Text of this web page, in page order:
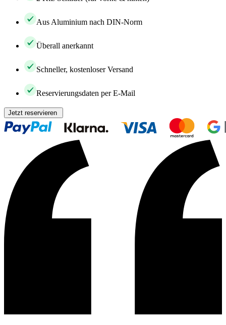
Aus Aluminium nach DIN-Norm
Überall anerkannt
Schneller, kostenloser Versand
Reservierungsdaten per E-Mail
Jetzt reservieren